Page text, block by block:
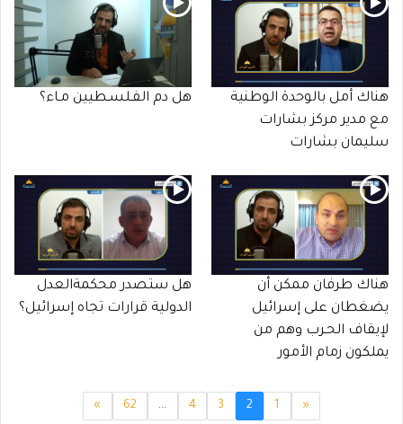
هناك أمل بالوحدة الوطنية
مع مدير مركز بشارات
سليمان بشارات
هل دم الفـلسـطيين مـاء؟
هناك طرفان ممكن أن
يضغطان على إسرائيل
لإيقاف الحـرب وهم من
يملكون زمام الأمور
هل ستصدر محكمةالعدل
الدولية قرارات تجاه إسرائيل؟
«
1
2
3
4
…
62
»